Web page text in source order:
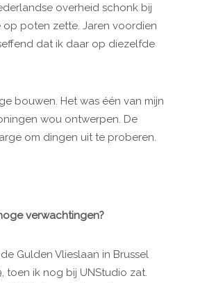
overheid schonk bij
op poten zette. Jaren voordien
dat ik daar op diezelfde
bouwen. Het was één van mijn
wou ontwerpen. De
om dingen uit te proberen.
verwachtingen?
Gulden Vlieslaan in Brussel
ik nog bij UNStudio zat.